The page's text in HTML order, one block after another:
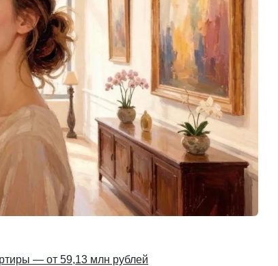
— от 59,13 млн рублей